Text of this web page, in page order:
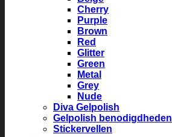
Cherry
Purple
Brown
Red
Glitter
Green
Metal
Grey
Nude
Diva Gelpolish
Gelpolish benodigdheden
Stickervellen